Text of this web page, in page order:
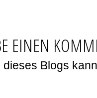
EINEN
Blogs